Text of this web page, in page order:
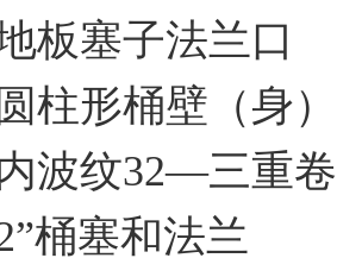
板塞子法兰口
柱形桶壁（身）
波纹32—三重卷
桶塞和法兰